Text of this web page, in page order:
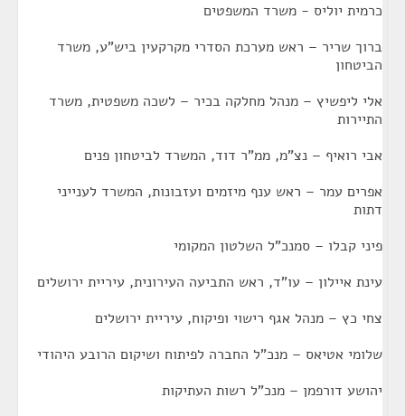
כרמית יוליס - משרד המשפטים
ברוך שריר – ראש מערכת הסדרי מקרקעין ביש"ע, משרד
הביטחון
אלי ליפשיץ – מנהל מחלקה בכיר – לשכה משפטית, משרד
התיירות
אבי רואיף – נצ"מ, ממ"ר דוד, המשרד לביטחון פנים
אפרים עמר – ראש ענף מיזמים ועזבונות, המשרד לענייני
דתות
פיני קבלו – סמנכ"ל השלטון המקומי
עינת איילון – עו"ד, ראש התביעה העירונית, עיריית ירושלים
צחי כץ – מנהל אגף רישוי ופיקוח, עיריית ירושלים
שלומי אטיאס – מנכ"ל החברה לפיתוח ושיקום הרובע היהודי
יהושע דורפמן – מנכ"ל רשות העתיקות